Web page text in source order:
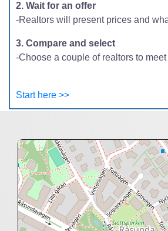
2. Wait for an offer
-Realtors will present prices and
3. Compare and select
-Choose a couple of realtors to
Start here >>